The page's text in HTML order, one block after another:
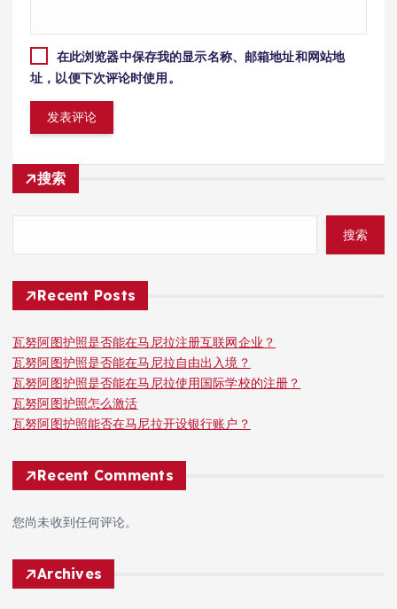
在此浏览器中保存我的显示名称、邮箱地址和网站地
址，以便下次评论时使用。
搜索
搜索
Recent Posts
瓦努阿图护照是否能在马尼拉注册互联网企业？
瓦努阿图护照是否能在马尼拉自由出入境？
瓦努阿图护照是否能在马尼拉使用国际学校的注册？
瓦努阿图护照怎么激活
瓦努阿图护照能否在马尼拉开设银行账户？
Recent Comments
您尚未收到任何评论。
Archives